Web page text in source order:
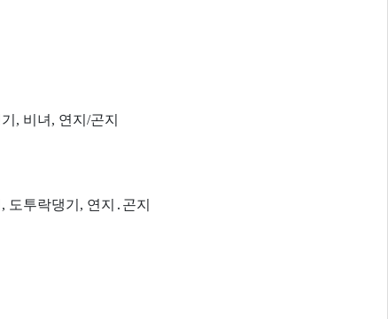
, 비녀, 연지/곤지
투락댕기, 연지․곤지